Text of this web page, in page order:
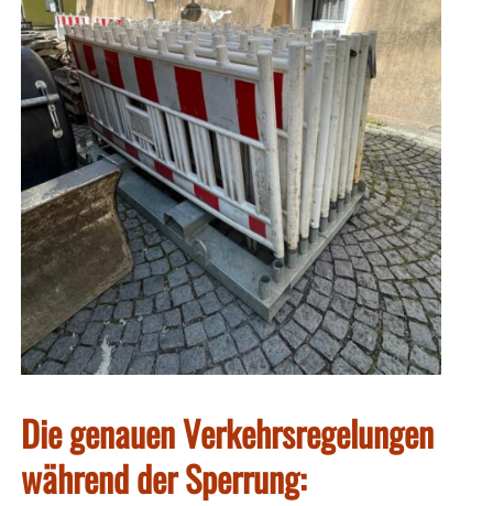
Die genauen Verkehrsregelungen
während der Sperrung: